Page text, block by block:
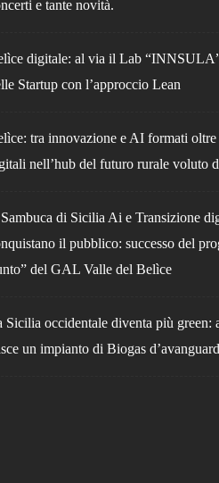
e tante novità.
digitale: al via il Lab
Startup con l’approccio Lean
tra innovazione e AI formati
nell’hub del futuro rurale voluto
di Sicilia Ai e Transizione
il pubblico: successo del
del GAL Valle del Belìce
Sicilia occidentale diventa più green:
un impianto di Biogas